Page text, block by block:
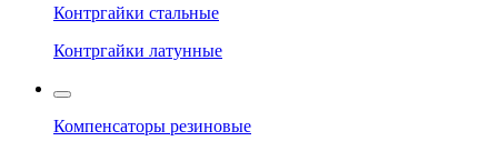
Контргайки стальные
Контргайки латунные
Компенсаторы резиновые